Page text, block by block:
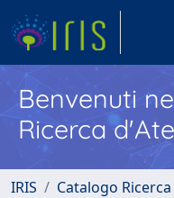
Benvenuti
Ricerca
IRIS Catalogo Ricerca